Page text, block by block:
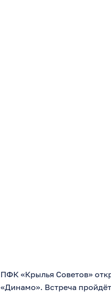
ПФК «Крылья Советов»
«Динамо». Встреча